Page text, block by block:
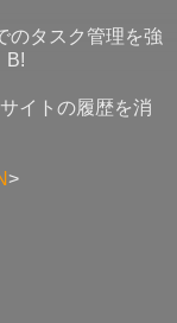
のタスク管理を強
B!
イトの履歴を消
>